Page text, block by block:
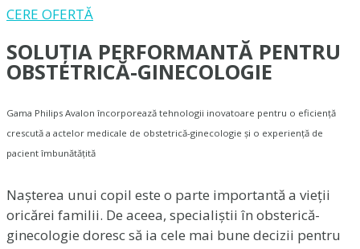
CERE OFERTĂ
SOLUȚIA PERFORMANTĂ PENTRU
OBSTETRICĂ-GINECOLOGIE
Gama Philips Avalon încorporează tehnologii inovatoare pentru o eficiență
crescută a actelor medicale de obstetrică-ginecologie și o experiență de
pacient îmbunătățită
Nașterea unui copil este o parte importantă a vieții
oricărei familii. De aceea, specialiștii în obsterică-
ginecologie doresc să ia cele mai bune decizii pentru